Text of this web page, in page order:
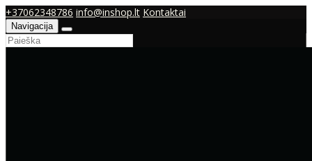
+37062348786 info@inshop.lt Kontaktai
Navigacija